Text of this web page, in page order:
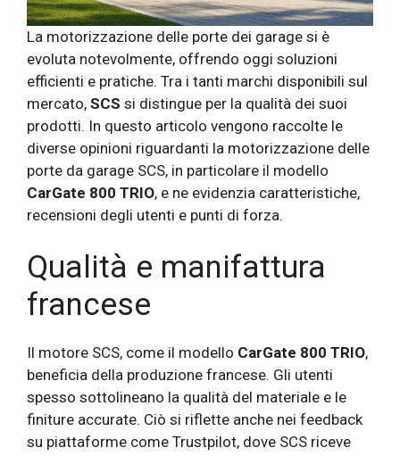
La motorizzazione delle porte dei garage si è
evoluta notevolmente, offrendo oggi soluzioni
efficienti e pratiche. Tra i tanti marchi disponibili sul
mercato, SCS si distingue per la qualità dei suoi
prodotti. In questo articolo vengono raccolte le
diverse opinioni riguardanti la motorizzazione delle
porte da garage SCS, in particolare il modello
CarGate 800 TRIO, e ne evidenzia caratteristiche,
recensioni degli utenti e punti di forza.
Qualità e manifattura
francese
Il motore SCS, come il modello CarGate 800 TRIO,
beneficia della produzione francese. Gli utenti
spesso sottolineano la qualità del materiale e le
finiture accurate. Ciò si riflette anche nei feedback
su piattaforme come Trustpilot, dove SCS riceve